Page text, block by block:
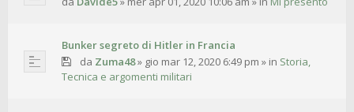
Bunker segreto di Hitler in Francia
da Zuma48» gio mar 12, 2020 6:49 pm » in Storia,
Tecnica e argomenti militari